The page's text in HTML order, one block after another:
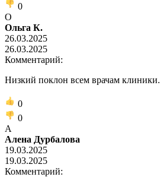
0
О
Ольга К.
26.03.2025
26.03.2025
Комментарий:
Низкий поклон всем врачам клиники.
0
0
А
Алена Дурбалова
19.03.2025
19.03.2025
Комментарий: